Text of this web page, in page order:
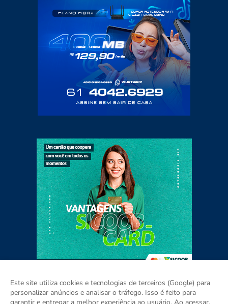
Este site utiliza cookies e tecnologias de terceiros (Google) para
personalizar anúncios e analisar o tráfego. Isso é feito para